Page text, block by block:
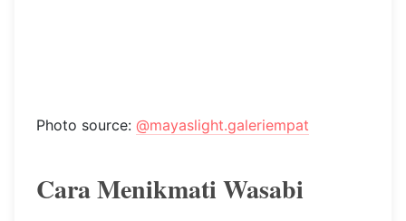
Photo source: @mayaslight.galeriempat
Cara Menikmati Wasabi